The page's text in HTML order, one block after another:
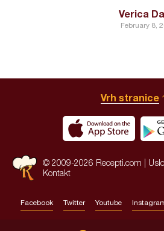
Verica
February 8,
Vrh stranice
© 2009-2026 Recepti.com |
Kontakt
Facebook Twitter Youtube